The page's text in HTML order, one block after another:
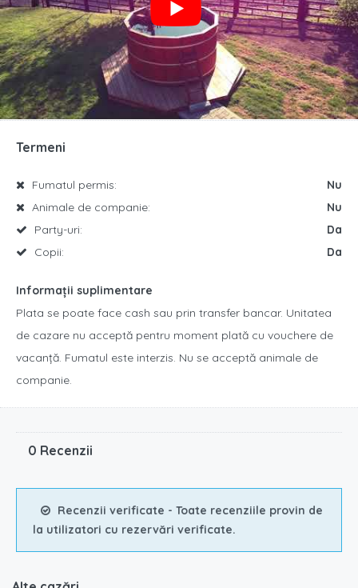
Termeni
Fumatul permis:
Nu
Animale de companie:
Nu
Party-uri:
Da
Copii:
Da
Informații suplimentare
Plata se poate face cash sau prin transfer bancar. Unitatea
de cazare nu acceptă pentru moment plată cu vouchere de
vacanță. Fumatul este interzis. Nu se acceptă animale de
companie.
0 Recenzii
Recenzii verificate - Toate recenziile provin de
la utilizatori cu rezervări verificate.